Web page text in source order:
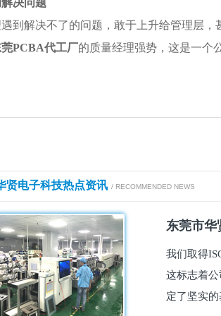
决问题
到解决不了的问题，敢于上升给管理层
莞PCBA代工厂的质量经理强势，这是一个
贤电子科技热点资讯 / RECOMMENDED NEWS
东莞市华
我们取得
这标志着
定了坚实